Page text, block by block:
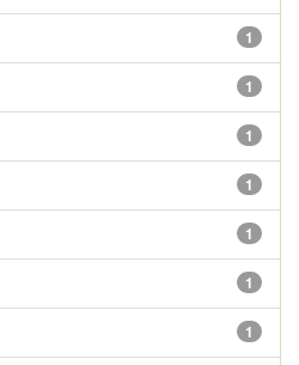
1
1
1
1
1
1
1